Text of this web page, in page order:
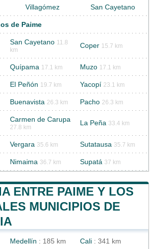
Villagómez San Cayetano
de Paime
San Cayetano 11.8
km
Coper 15.7 km
Quípama 17.1 km Muzo 17.1 km
El Peñón 19.7 km Yacopí 23.1 km
Buenavista 26.3 km Pacho 26.3 km
Carmen de Carupa
27.8 km
La Peña 33.4 km
Vergara 35.6 km Sutatausa 35.7 km
Nimaima 36.7 km Supatá 37 km
ENTRE PAIME Y LOS
MUNICIPIOS DE
Medellín : 185 km Cali : 341 km